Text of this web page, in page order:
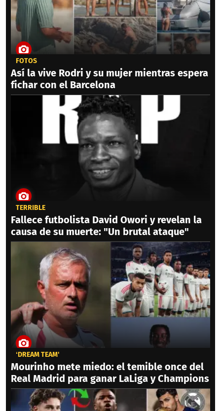
FOTOS
Así la vive Rodri y su mujer mientras espera
fichar con el Barcelona
TERRIBLE
Fallece futbolista David Owori y revelan la
causa de su muerte: "Un brutal ataque"
‘DREAM TEAM'
Mourinho mete miedo: el temible once del
Real Madrid para ganar LaLiga y Champions